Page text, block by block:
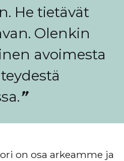
He tietävät
Olenkin
avoimesta
”
on osa arkeamme ja